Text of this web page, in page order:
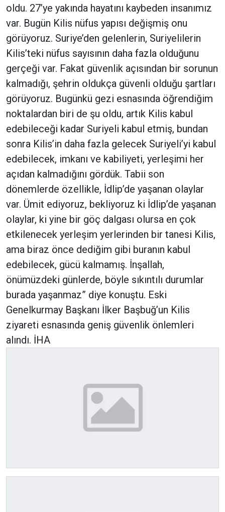
oldu. 27’ye yakında hayatını kaybeden insanımız
var. Bugün Kilis nüfus yapısı değişmiş onu
görüyoruz. Suriye’den gelenlerin, Suriyelilerin
Kilis’teki nüfus sayısının daha fazla olduğunu
gerçeği var. Fakat güvenlik açısından bir sorunun
kalmadığı, şehrin oldukça güvenli olduğu şartları
görüyoruz. Bugünkü gezi esnasında öğrendiğim
noktalardan biri de şu oldu, artık Kilis kabul
edebileceği kadar Suriyeli kabul etmiş, bundan
sonra Kilis’in daha fazla gelecek Suriyeli’yi kabul
edebilecek, imkanı ve kabiliyeti, yerleşimi her
açıdan kalmadığını gördük. Tabii son
dönemlerde özellikle, İdlip’de yaşanan olaylar
var. Ümit ediyoruz, bekliyoruz ki İdlip’de yaşanan
olaylar, ki yine bir göç dalgası olursa en çok
etkilenecek yerleşim yerlerinden bir tanesi Kilis,
ama biraz önce dediğim gibi buranın kabul
edebilecek, gücü kalmamış. İnşallah,
önümüzdeki günlerde, böyle sıkıntılı durumlar
burada yaşanmaz” diye konuştu. Eski
Genelkurmay Başkanı İlker Başbuğ’un Kilis
ziyareti esnasında geniş güvenlik önlemleri
alındı. İHA